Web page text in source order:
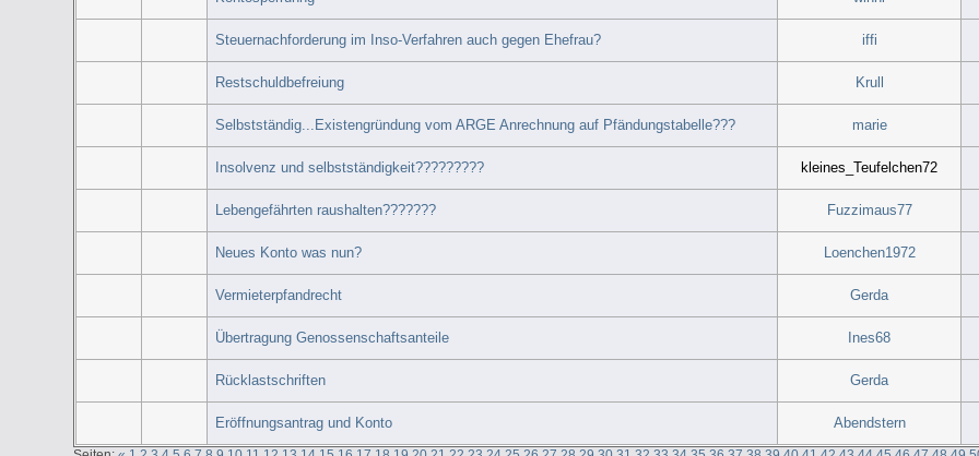
Steuernachforderung im Inso-Verfahren auch gegen Ehefrau? iffi
Restschuldbefreiung Krull
Selbstständig...Existengründung vom ARGE Anrechnung auf Pfändungstabelle??? marie
Insolvenz und selbstständigkeit????????? kleines_Teufelchen72
Lebengefährten raushalten??????? Fuzzimaus77
Neues Konto was nun? Loenchen1972
Vermieterpfandrecht Gerda
Übertragung Genossenschaftsanteile Ines68
Rücklastschriften Gerda
Eröffnungsantrag und Konto Abendstern